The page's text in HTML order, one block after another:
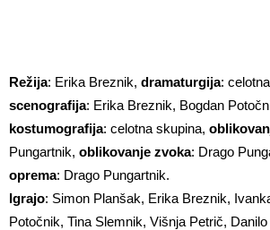
Režija: Erika Breznik, dramaturgija:
scenografija: Erika Breznik, Bogdan
kostumografija: celotna skupina,
Pungartnik, oblikovanje zvoka: Drago
oprema: Drago Pungartnik.
Igrajo: Simon Planšak, Erika Breznik,
Potočnik, Tina Slemnik, Višnja Petrič,